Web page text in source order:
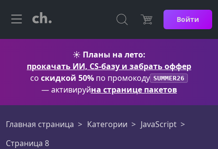
Войти
☀️ Планы на лето:
прокачать ИИ, CS-базу и забрать оффер
со скидкой 50% по промокоду SUMMER26
— активируйна странице пакетов
Главная страница Категории
JavaScript
Страница 8